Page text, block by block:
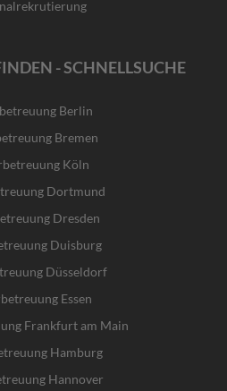
- SCHNELLSUCHE
Berlin
Bremen
Köln
Dortmund
Dresden
Duisburg
Düsseldorf
Essen
Frankfurt am Main
Hamburg
Hannover